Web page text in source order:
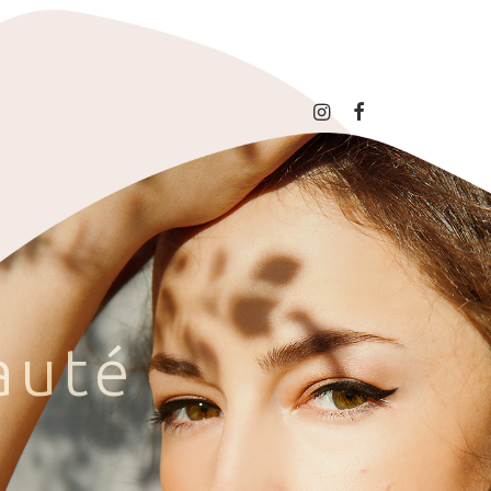
uté